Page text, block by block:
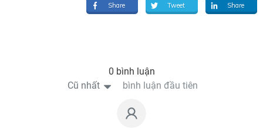
Share Tweet Share
0 bình luận
Cũ nhất
bình luận đầu tiên